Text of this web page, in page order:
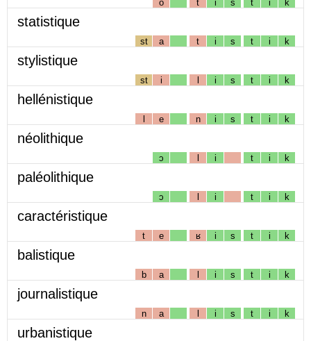
o t i s t i k
statistique
st a t i s t i k
stylistique
st i l i s t i k
hellénistique
l e n i s t i k
néolithique
ɔ l i t i k
paléolithique
ɔ l i t i k
caractéristique
t e ʁ i s t i k
balistique
b a l i s t i k
journalistique
n a l i s t i k
urbanistique